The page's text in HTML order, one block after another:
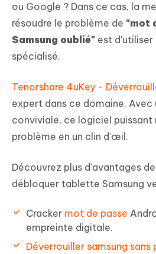
ou Google ? Dans ce cas, la
résoudre le problème de "mot
Samsung oublié" est d'utiliser
spécialisé.
Tenorshare 4uKey -
expert dans ce domaine.
conviviale, ce logiciel puissant
problème en un clin d'œil.
Découvrez plus d'avantages
débloquer tablette Samsung
Cracker mot de passe
empreinte digitale.
Déverrouiller samsung sans